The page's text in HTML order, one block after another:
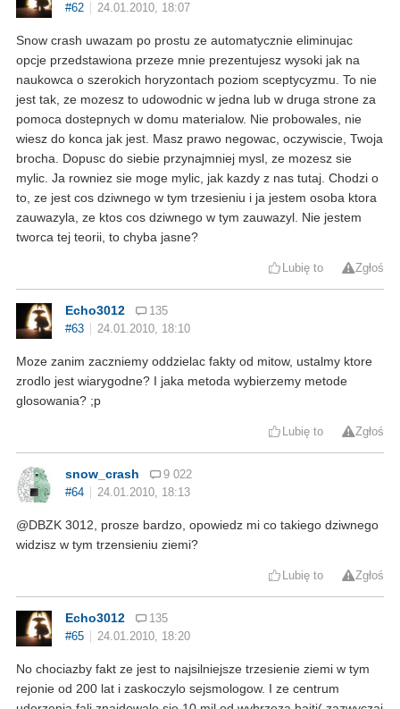
#62
24.01.2010, 18:07
Snow crash uwazam po prostu ze automatycznie eliminujac
opcje przedstawiona przeze mnie prezentujesz wysoki jak na
naukowca o szerokich horyzontach poziom sceptycyzmu. To nie
jest tak, ze mozesz to udowodnic w jedna lub w druga strone za
pomoca dostepnych w domu materialow. Nie probowales, nie
wiesz do konca jak jest. Masz prawo negowac, oczywiscie, Twoja
brocha. Dopusc do siebie przynajmniej mysl, ze mozesz sie
mylic. Ja rowniez sie moge mylic, jak kazdy z nas tutaj. Chodzi o
to, ze jest cos dziwnego w tym trzesieniu i ja jestem osoba ktora
zauwazyla, ze ktos cos dziwnego w tym zauwazyl. Nie jestem
tworca tej teorii, to chyba jasne?
Lubię to Zgłoś
Echo3012
135
#63
24.01.2010, 18:10
Moze zanim zaczniemy oddzielac fakty od mitow, ustalmy ktore
zrodlo jest wiarygodne? I jaka metoda wybierzemy metode
glosowania? ;p
Lubię to Zgłoś
snow_crash
9 022
#64
24.01.2010, 18:13
@DBZK 3012, prosze bardzo, opowiedz mi co takiego dziwnego
widzisz w tym trzensieniu ziemi?
Lubię to Zgłoś
Echo3012
135
#65
24.01.2010, 18:20
No chociazby fakt ze jest to najsilniejsze trzesienie ziemi w tym
rejonie od 200 lat i zaskoczylo sejsmologow. I ze centrum